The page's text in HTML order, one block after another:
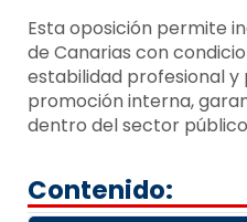
Esta oposición permite
de Canarias con
estabilidad profesional y
promoción interna,
dentro del sector
Contenido: